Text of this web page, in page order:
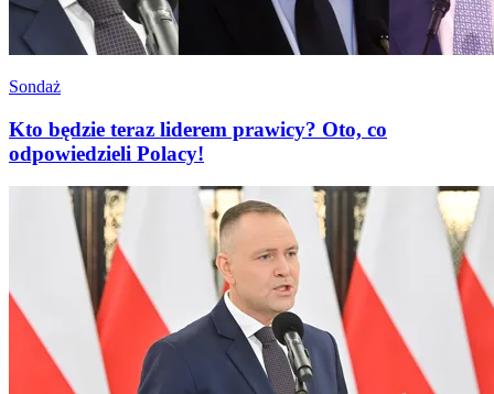
Sondaż
Kto będzie teraz liderem prawicy? Oto, co
odpowiedzieli Polacy!